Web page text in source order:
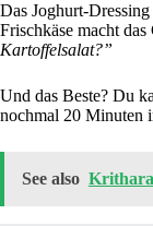
Das Joghurt-
Frischkäse macht
Kartoffelsalat?”
Und das Beste? Du
nochmal 20 Minuten
See also